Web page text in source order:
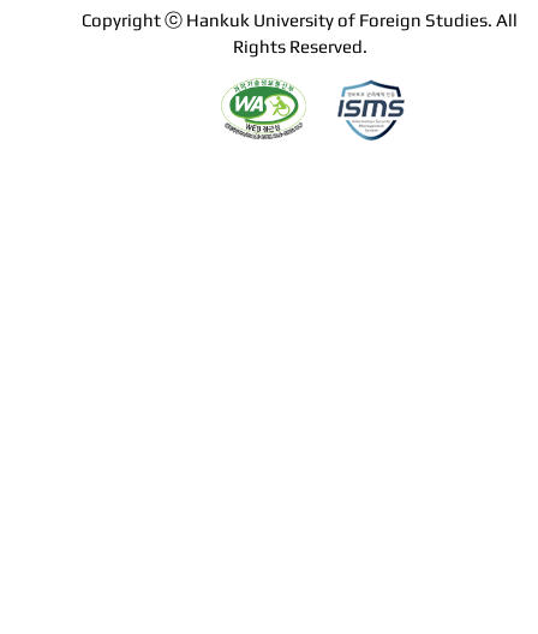
Copyright ⓒ Hankuk University of Foreign Studies. All
Rights Reserved.